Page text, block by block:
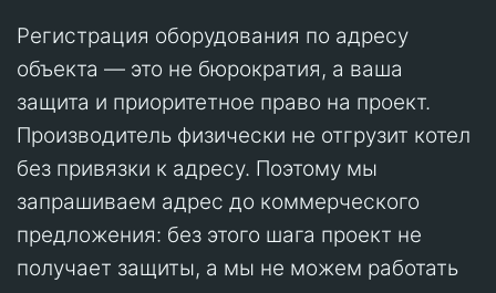
Регистрация оборудования по адресу
объекта — это не бюрократия, а ваша
защита и приоритетное право на проект.
Производитель физически не отгрузит котел
без привязки к адресу. Поэтому мы
запрашиваем адрес до коммерческого
предложения: без этого шага проект не
получает защиты, а мы не можем работать